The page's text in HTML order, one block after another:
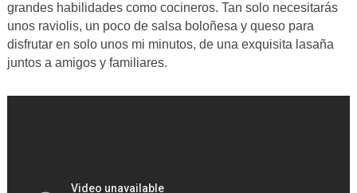
grandes habilidades como cocineros. Tan solo necesitarás
unos raviolis, un poco de salsa boloñesa y queso para
disfrutar en solo unos mi minutos, de una exquisita lasaña
juntos a amigos y familiares.